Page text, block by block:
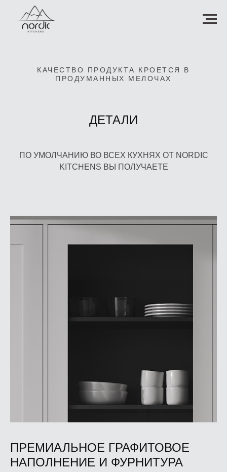
КАЧЕСТВО ПРОДУКТА КРОЕТСЯ В
ПРОДУМАННЫХ МЕЛОЧАХ
ДЕТАЛИ
ПО УМОЛЧАНИЮ ВО ВСЕХ КУХНЯХ ОТ NORDIC
KITCHENS ВЫ ПОЛУЧАЕТЕ
ПРЕМИАЛЬНОЕ ГРАФИТОВОЕ
НАПОЛНЕНИЕ И ФУРНИТУРА